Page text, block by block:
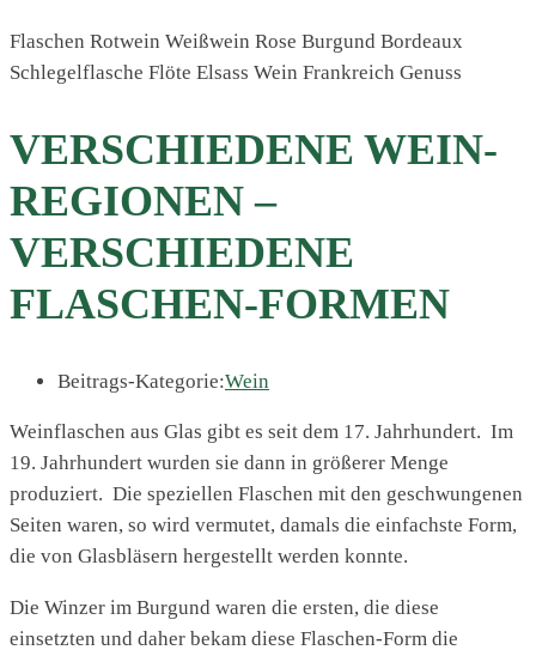
Flaschen Rotwein Weißwein Rose Burgund Bordeaux
Schlegelflasche Flöte Elsass Wein Frankreich Genuss
VERSCHIEDENE WEIN-
REGIONEN –
VERSCHIEDENE
FLASCHEN-FORMEN
Beitrags-Kategorie:Wein
Weinflaschen aus Glas gibt es seit dem 17. Jahrhundert. Im
19. Jahrhundert wurden sie dann in größerer Menge
produziert. Die speziellen Flaschen mit den geschwungenen
Seiten waren, so wird vermutet, damals die einfachste Form,
die von Glasbläsern hergestellt werden konnte.
Die Winzer im Burgund waren die ersten, die diese
einsetzten und daher bekam diese Flaschen-Form die